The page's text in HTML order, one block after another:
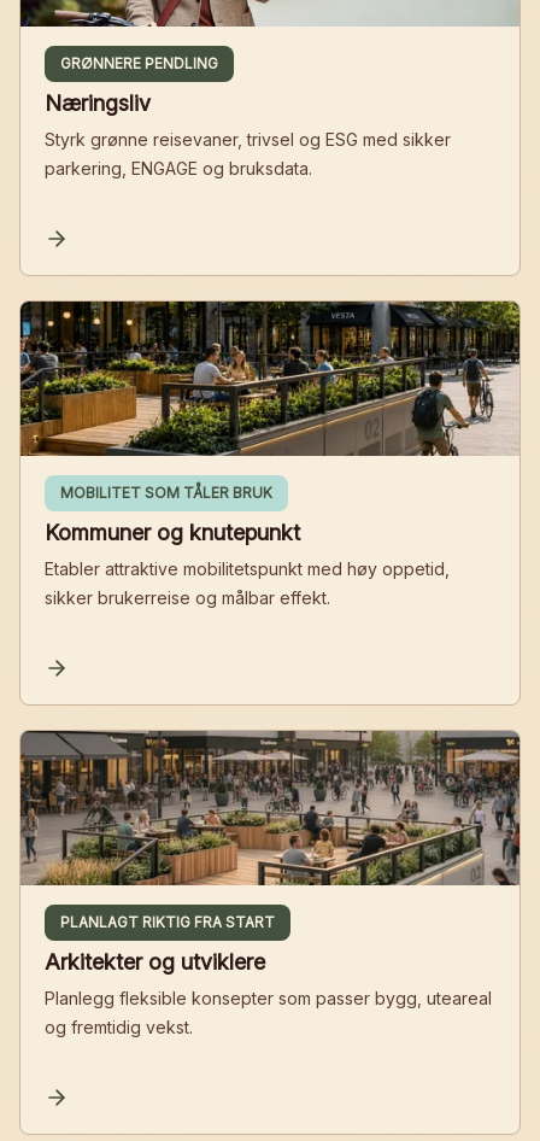
GRØNNERE PENDLING
Næringsliv
Styrk grønne reisevaner, trivsel og ESG med sikker
parkering, ENGAGE og bruksdata.
MOBILITET SOM TÅLER BRUK
Kommuner og knutepunkt
Etabler attraktive mobilitetspunkt med høy oppetid,
sikker brukerreise og målbar effekt.
PLANLAGT RIKTIG FRA START
Arkitekter og utviklere
Planlegg fleksible konsepter som passer bygg, uteareal
og fremtidig vekst.